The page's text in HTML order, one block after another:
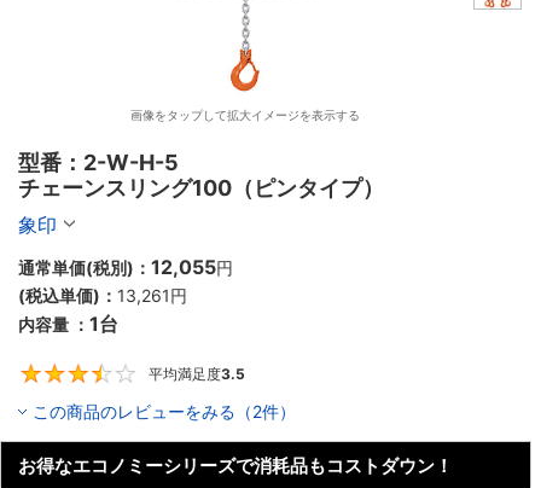
画像をタップして拡大イメージを表示する
型番：2-W-H-5
チェーンスリング100（ピンタイプ）
象印
通常単価(税別)： 12,055円
(税込単価)： 13,261円
内容量 ： 1台
平均満足度3.5
この商品のレビューをみる（2件）
お得なエコノミーシリーズで消耗品もコストダウン！